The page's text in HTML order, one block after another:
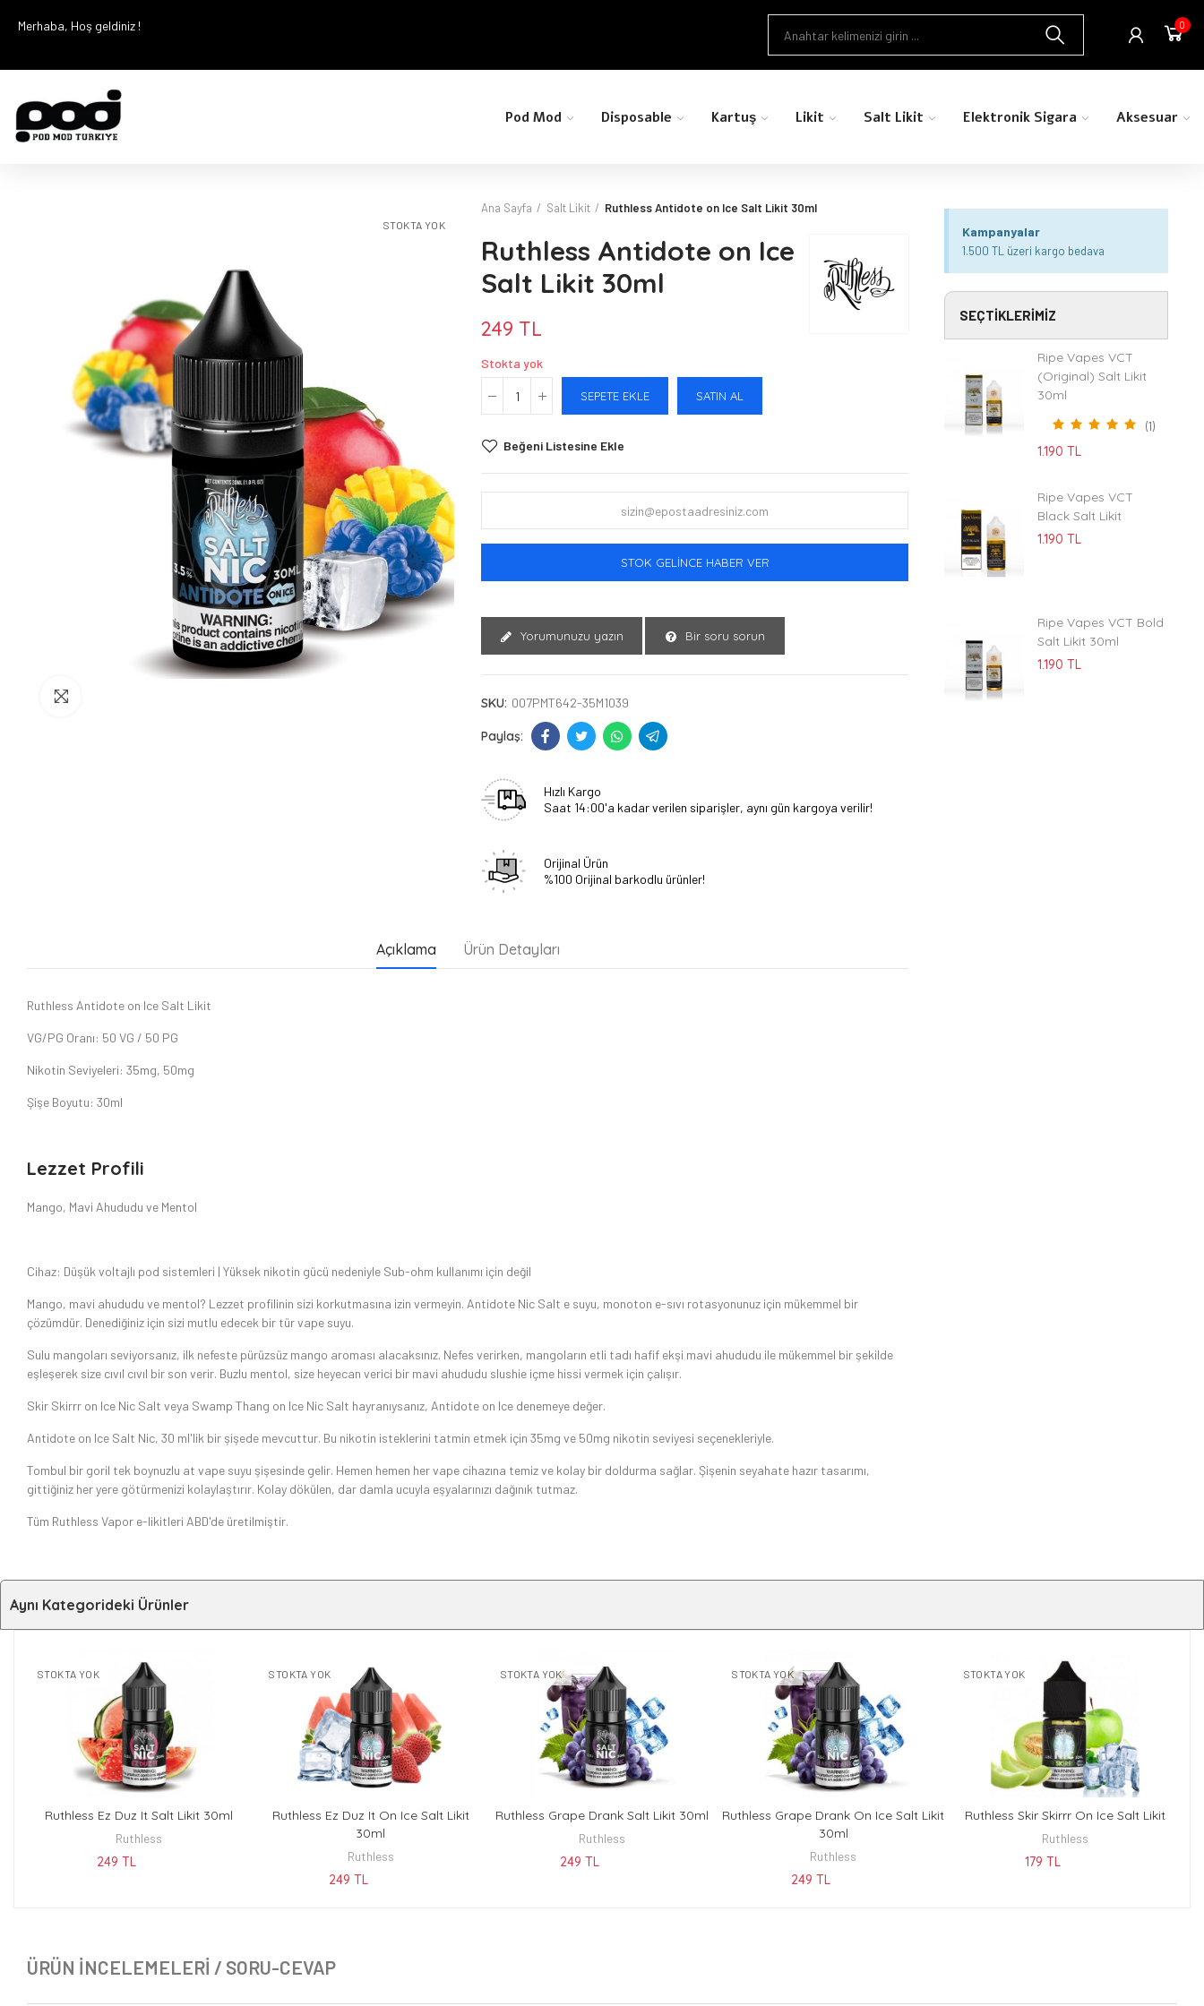
Merhaba, Hoş geldiniz ! 0
Pod Mod Disposable Kartuş Likit Salt Likit Elektronik Sigara Aksesuar
STOKTA YOK
Ana Sayfa Salt Likit Ruthless Antidote on Ice Salt Likit 30ml
Ruthless Antidote on Ice
Salt Likit 30ml
249 TL
Stokta yok
SEPETE EKLE SATIN AL
Beğeni Listesine Ekle
STOK GELINCE HABER VER
Yorumunuzu yazın Bir soru sorun
SKU: 007PMT642-35M1039
Hızlı Kargo
Saat 14:00'a kadar verilen siparişler, aynı gün kargoya verilir!
Orijinal Ürün
%100 Orijinal barkodlu ürünler!
Açıklama Ürün Detayları
Ruthless Antidote on Ice Salt Likit
VG/PG Oranı: 50 VG / 50 PG
Nikotin Seviyeleri: 35mg, 50mg
Şişe Boyutu: 30ml
Lezzet Profili
Mango, Mavi Ahududu ve Mentol
Cihaz: Düşük voltajlı pod sistemleri | Yüksek nikotin gücü nedeniyle Sub-ohm kullanımı için değil
Mango, mavi ahududu ve mentol? Lezzet profilinin sizi korkutmasına izin vermeyin. Antidote Nic Salt e suyu, monoton e-sıvı rotasyonunuz için mükemmel bir
çözümdür. Denediğiniz için sizi mutlu edecek bir tür vape suyu.
Sulu mangoları seviyorsanız, ilk nefeste pürüzsüz mango aroması alacaksınız. Nefes verirken, mangoların etli tadı hafif ekşi mavi ahududu ile mükemmel bir şekilde
eşleşerek size cıvıl cıvıl bir son verir. Buzlu mentol, size heyecan verici bir mavi ahududu slushie içme hissi vermek için çalışır.
Skir Skirrr on Ice Nic Salt veya Swamp Thang on Ice Nic Salt hayranıysanız, Antidote on Ice denemeye değer.
Antidote on Ice Salt Nic, 30 ml'lik bir şişede mevcuttur. Bu nikotin isteklerini tatmin etmek için 35mg ve 50mg nikotin seviyesi seçenekleriyle.
Tombul bir goril tek boynuzlu at vape suyu şişesinde gelir. Hemen hemen her vape cihazına temiz ve kolay bir doldurma sağlar. Şişenin seyahate hazır tasarımı,
gittiğiniz her yere götürmenizi kolaylaştırır. Kolay dökülen, dar damla ucuyla eşyalarınızı dağınık tutmaz.
Tüm Ruthless Vapor e-likitleri ABD'de üretilmiştir.
Kampanyalar
1.500 TL üzeri kargo bedava
SEÇTIKLERIMIZ
Ripe Vapes VCT
(Original) Salt Likit
30ml
(1)
1.190 TL
Ripe Vapes VCT
Black Salt Likit
1.190 TL
Ripe Vapes VCT Bold
Salt Likit 30ml
1.190 TL
Aynı Kategorideki Ürünler
STOKTA YOK
KEŞFET
Ruthless Ez Duz It Salt Likit 30ml
Ruthless
249 TL
STOKTA YOK
KEŞFET
Ruthless Ez Duz It On Ice Salt Likit
30ml
Ruthless
249 TL
STOKTA YOK
KEŞFET
Ruthless Grape Drank Salt Likit 30ml
Ruthless
249 TL
STOKTA YOK
KEŞFET
Ruthless Grape Drank On Ice Salt Likit
30ml
Ruthless
249 TL
STOKTA YOK
KEŞFET
Ruthless Skir Skirrr On Ice Salt Likit
Ruthless
179 TL
ÜRÜN İNCELEMELERI / SORU-CEVAP